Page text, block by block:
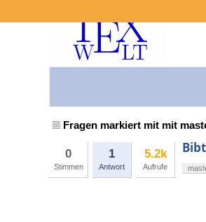
Fragen markiert mit mit
0
Stimmen
1
Antwort
5.2k
Aufrufe